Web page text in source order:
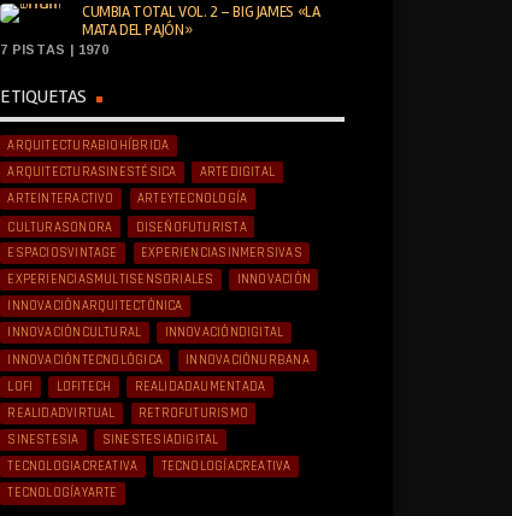
CUMBIA TOTAL VOL. 2 – BIG JAMES «LA
MATA DEL PAJÓN»
7 PISTAS | 1970
ETIQUETAS
ARQUITECTURABIOHÍBRIDA
ARQUITECTURASINESTÉSICA
ARTEDIGITAL
ARTEINTERACTIVO
ARTEYTECNOLOGÍA
CULTURASONORA
DISEÑOFUTURISTA
ESPACIOSVINTAGE
EXPERIENCIASINMERSIVAS
EXPERIENCIASMULTISENSORIALES
INNOVACIÓN
INNOVACIÓNARQUITECTÓNICA
INNOVACIÓNCULTURAL
INNOVACIÓNDIGITAL
INNOVACIÓNTECNOLÓGICA
INNOVACIÓNURBANA
LOFI
LOFITECH
REALIDADAUMENTADA
REALIDADVIRTUAL
RETROFUTURISMO
SINESTESIA
SINESTESIADIGITAL
TECNOLOGIACREATIVA
TECNOLOGÍACREATIVA
TECNOLOGÍAYARTE